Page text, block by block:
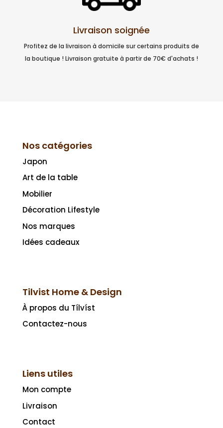
Livraison soignée
Profitez de la livraison à domicile sur certains produits de
la boutique ! Livraison gratuite à partir de 70€ d'achats !
Nos catégories
Japon
Art de la table
Mobilier
Décoration Lifestyle
Nos marques
Idées cadeaux
Tilvist Home & Design
À propos du Tílvíst
Contactez-nous
Liens utiles
Mon compte
Livraison
Contact